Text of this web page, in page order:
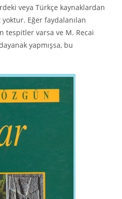
veya Türkçe kaynaklardan
Eğer faydalanılan
tespitler varsa ve M. Recai
yapmışsa, bu